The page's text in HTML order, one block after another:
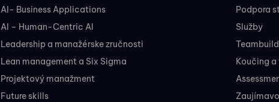
AI- Business Applications
AI – Human-Centric AI
Leadership a manažérske zručnosti
Lean management a Six Sigma
Projektový manažment
Future skills
Podpora
Služby
Koučing